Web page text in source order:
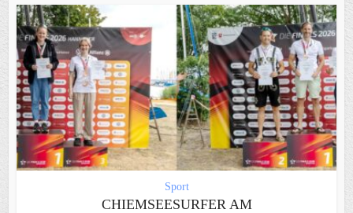
Sport
CHIEMSEESURFER AM